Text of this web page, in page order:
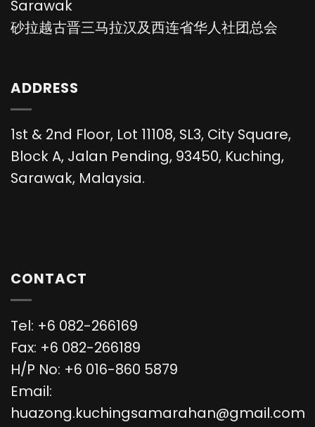
Sarawak
砂拉越古晋三马拉汉及西连省华人社团总会
ADDRESS
1st & 2nd Floor, Lot 11108, SL3, City Square,
Block A, Jalan Pending, 93450, Kuching,
Sarawak, Malaysia.
CONTACT
Tel: +6 082-266169
Fax: +6 082-266189
H/P No: +6 016-860 5879
Email:
huazong.kuchingsamarahan@gmail.com